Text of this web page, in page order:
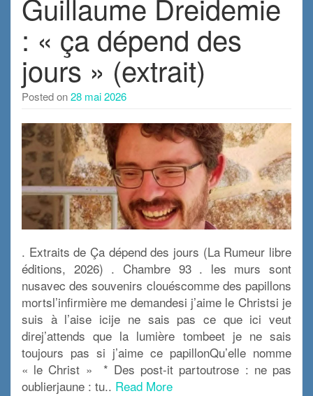
Guillaume Dreidemie
: « ça dépend des
jours » (extrait)
Posted on28 mai 2026
. Extraits de Ça dépend des jours (La Rumeur libre
éditions, 2026) . Chambre 93 . les murs sont
nusavec des souvenirs clouéscomme des papillons
mortsl’infirmière me demandesi j’aime le Christsi je
suis à l’aise icije ne sais pas ce que ici veut
direj’attends que la lumière tombeet je ne sais
toujours pas si j’aime ce papillonQu’elle nomme
« le Christ » * Des post-it partoutrose : ne pas
oublierjaune : tu.. Read More